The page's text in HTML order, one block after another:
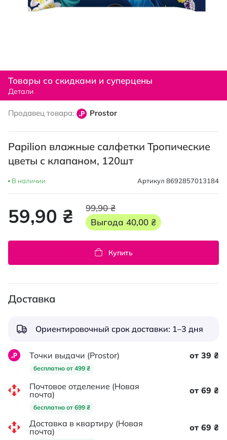
к
началу
галереи
Товары со скидками и суперцены
Детали
Продавец товара: Prostor
Papilion влажные салфетки Тропические
цветы с клапаном, 120шт
В наличии Артикул 8692857013184
59,90 ₴
99,90 ₴
Выгода 40,00 ₴
Купить
Доставка
Ориентировочный срок доставки: 1–3 дня
Точки выдачи (Prostor)
бесплатно от 499 ₴
от 39 ₴
Почтовое отделение (Новая
почта)
бесплатно от 699 ₴
от 69 ₴
Доставка в квартиру (Новая
почта)
от 69 ₴